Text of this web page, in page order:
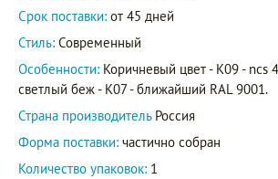
Срок поставки: от 45 дней
Стиль: Современный
Особенности: Коричневый цвет - K09 - ncs
светлый беж - K07 - ближайший RAL 9001.
Страна производитель Россия
Форма поставки: частично собран
Количество упаковок: 1